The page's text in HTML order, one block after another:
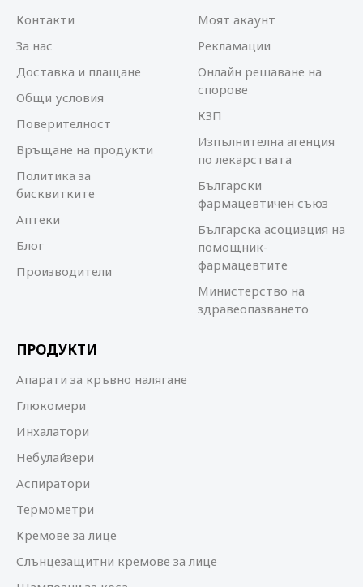
Контакти
За нас
Доставка и плащане
Общи условия
Поверителност
Връщане на продукти
Политика за
бисквитките
Аптеки
Блог
Производители
Моят акаунт
Рекламации
Онлайн решаване на
спорове
КЗП
Изпълнителна агенция
по лекарствата
Български
фармацевтичен съюз
Българска асоциация на
помощник-
фармацевтите
Министерство на
здравеопазването
ПРОДУКТИ
Апарати за кръвно налягане
Глюкомери
Инхалатори
Небулайзери
Аспиратори
Термометри
Кремове за лице
Слънцезащитни кремове за лице